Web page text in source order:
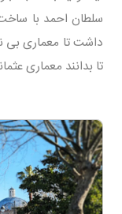
سلطان احمد با
داشت تا معماری بی
تا بدانند معماری